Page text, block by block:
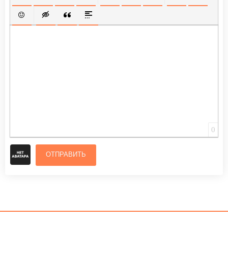
ПОЛУЖИРНЫЙ
КУРСИВПОДЧЕРКНУТЫЙ
ЗАЧЕРКНУТЫЙВЫРАВНИВАНИЕ
НУМЕРОВАННЫЙ СПИСОК
МАРКИРОВАННЫЙ
ВСТАВИТЬ
ВСТАВИТЬ СМАЙЛИК
ВСТАВКА СКРЫТОГО ТЕКСТА
ВСТАВКА ЦИТАТЫ
ВСТАВКА СПОЙЛЕРА
0
ОТПРАВИТЬ